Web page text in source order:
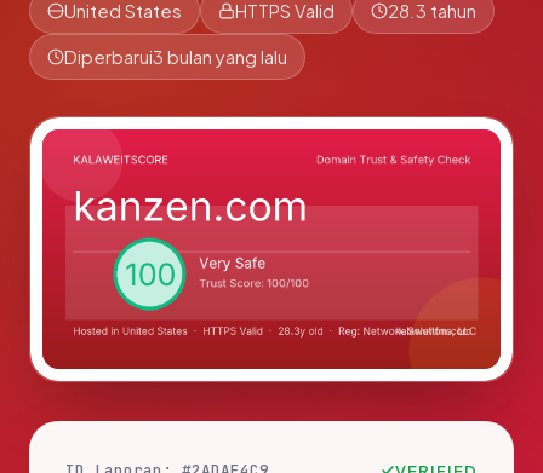
United States HTTPS Valid 28.3 tahun
Diperbarui3 bulan yang lalu